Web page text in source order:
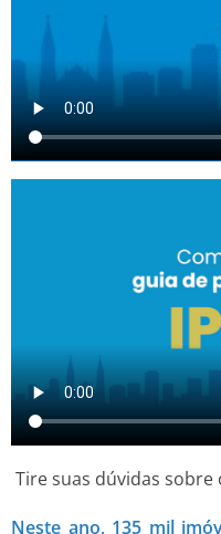
Tire suas dúvidas sobre
Neste ano, 135 mil